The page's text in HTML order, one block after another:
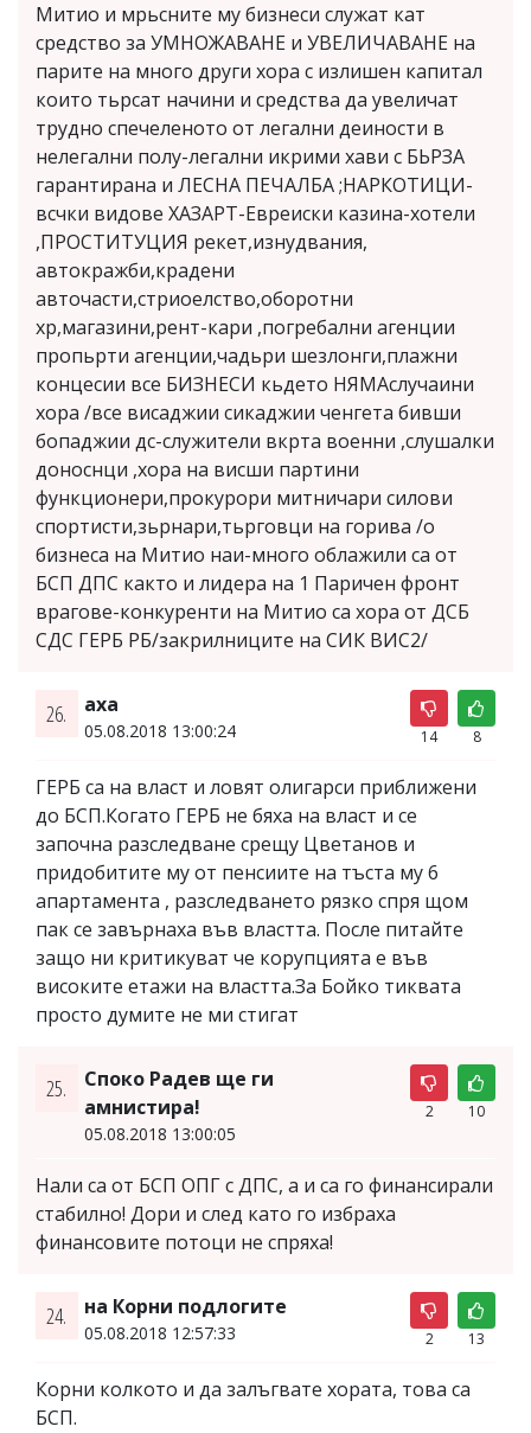
Mитио и мрьсните му бизнеси служат кат
средство за УМНОЖАВАНЕ и УВЕЛИЧАВАНЕ на
парите на много други хора с излишен капитал
които тьрсат начини и средства да увеличат
трудно спечеленото от легални деиности в
нелегални полу-легални икрими хави с БЬРЗА
гарантирана и ЛЕСНА ПЕЧАЛБА ;НАРКОТИЦИ-
всчки видове ХАЗАРТ-Евреиски казина-хотели
,ПРОСТИТУЦИЯ рекет,изнудвания,
автокражби,крадени
авточасти,стриоелство,оборотни
хр,магазини,рент-кари ,погребални агенции
пропьрти агенции,чадьри шезлонги,плажни
концесии все БИЗНЕСИ кьдето НЯМАслучаини
хора /все висаджии сикаджии ченгета бивши
бопаджии дс-служители вкрта военни ,слушалки
доноснци ,хора на висши партини
функционери,прокурори митничари силови
спортисти,зьрнари,тьрговци на горива /о
бизнеса на Митио наи-много облажили са от
БСП ДПС както и лидера на 1 Паричен фронт
врагове-конкуренти на Митио са хора от ДСБ
СДС ГЕРБ РБ/закрилниците на СИК ВИС2/
26. аха
05.08.2018 13:00:24 14 8
ГЕРБ са на власт и ловят олигарси приближени
до БСП.Когато ГЕРБ не бяха на власт и се
започна разследване срещу Цветанов и
придобитите му от пенсиите на тъста му 6
апартамента , разследването рязко спря щом
пак се завърнаха във властта. После питайте
защо ни критикуват че корупцията е във
високите етажи на властта.За Бойко тиквата
просто думите не ми стигат
25.
Споко Радев ще ги
амнистира!
05.08.2018 13:00:05
2 10
Нали са от БСП ОПГ с ДПС, а и са го финансирали
стабилно! Дори и след като го избраха
финансовите потоци не спряха!
24. на Корни подлогите
05.08.2018 12:57:33 2 13
Корни колкото и да залъгвате хората, това са
БСП.